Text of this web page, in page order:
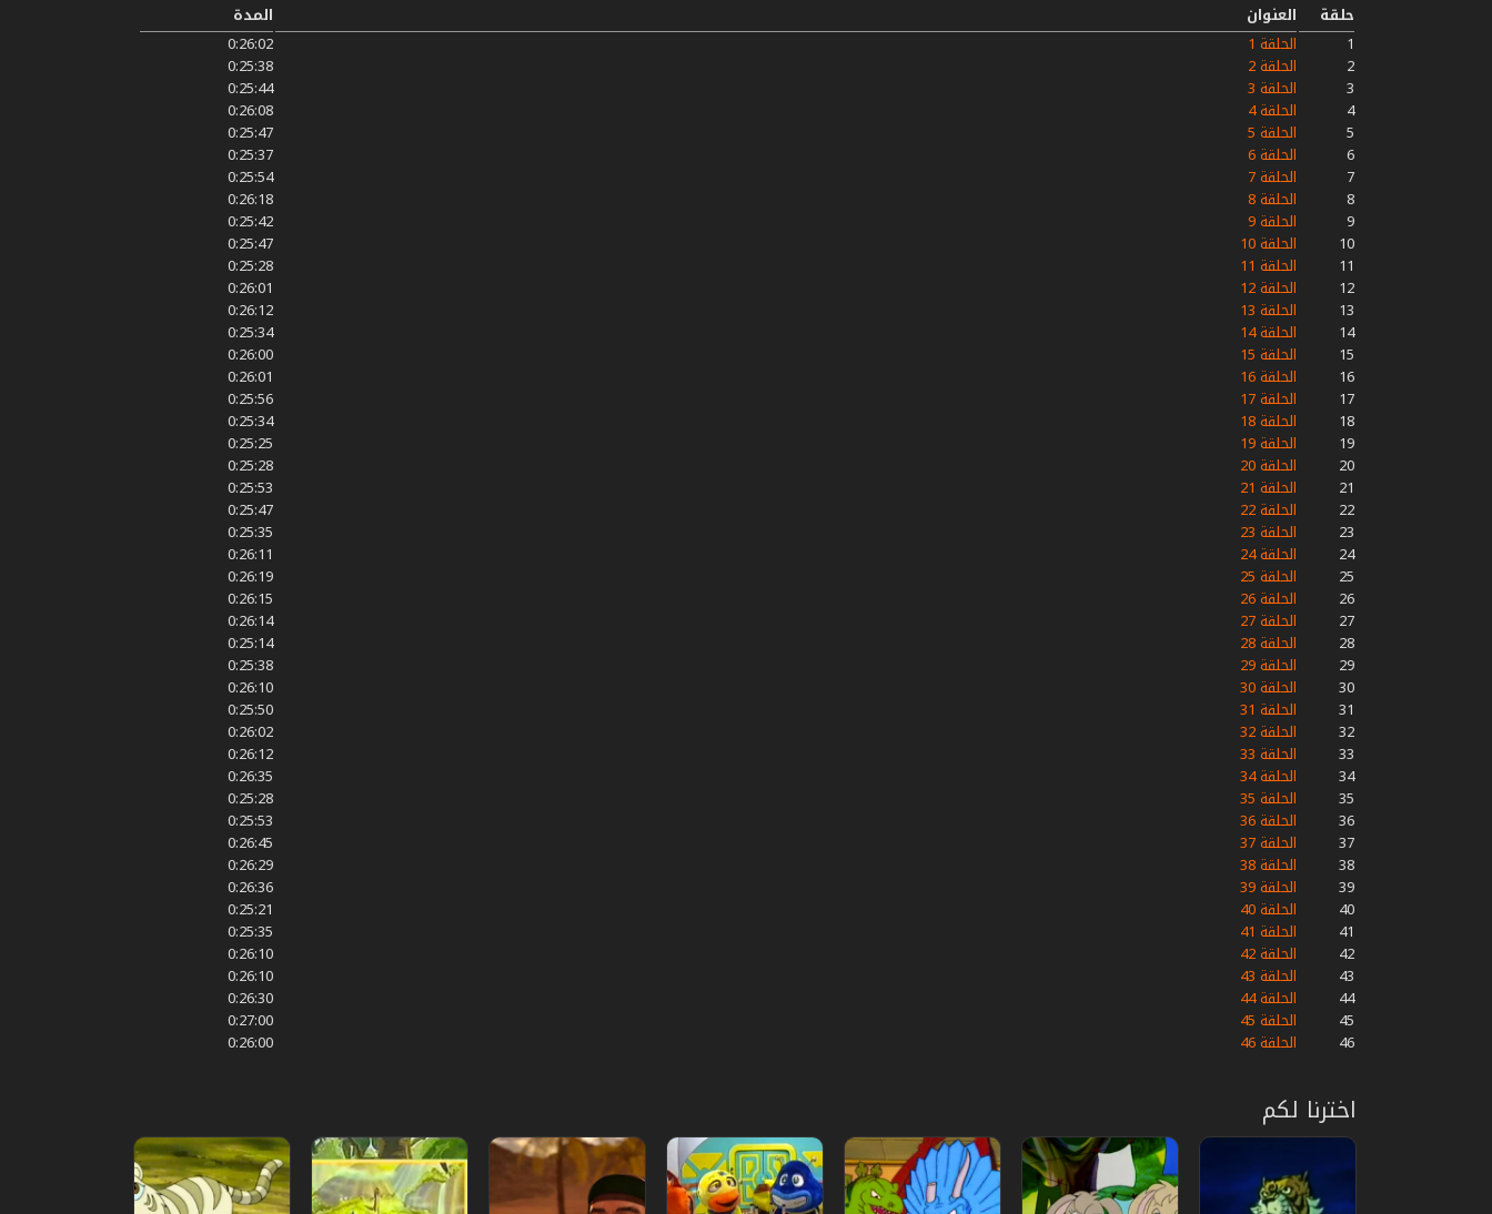
حلقة العنوان
المدة
1
الحلقة 1
0:26:02
2
الحلقة 2
0:25:38
3
الحلقة 3
0:25:44
4
الحلقة 4
0:26:08
5
الحلقة 5
0:25:47
6
الحلقة 6
0:25:37
7
الحلقة 7
0:25:54
8
الحلقة 8
0:26:18
9
الحلقة 9
0:25:42
10
الحلقة 10
0:25:47
11
الحلقة 11
0:25:28
12
الحلقة 12
0:26:01
13
الحلقة 13
0:26:12
14
الحلقة 14
0:25:34
15
الحلقة 15
0:26:00
16
الحلقة 16
0:26:01
17
الحلقة 17
0:25:56
18
الحلقة 18
0:25:34
19
الحلقة 19
0:25:25
20
الحلقة 20
0:25:28
21
الحلقة 21
0:25:53
22
الحلقة 22
0:25:47
23
الحلقة 23
0:25:35
24
الحلقة 24
0:26:11
25
الحلقة 25
0:26:19
26
الحلقة 26
0:26:15
27
الحلقة 27
0:26:14
28
الحلقة 28
0:25:14
29
الحلقة 29
0:25:38
30
الحلقة 30
0:26:10
31
الحلقة 31
0:25:50
32
الحلقة 32
0:26:02
33
الحلقة 33
0:26:12
34
الحلقة 34
0:26:35
35
الحلقة 35
0:25:28
36
الحلقة 36
0:25:53
37
الحلقة 37
0:26:45
38
الحلقة 38
0:26:29
39
الحلقة 39
0:26:36
40
الحلقة 40
0:25:21
41
الحلقة 41
0:25:35
42
الحلقة 42
0:26:10
43
الحلقة 43
0:26:10
44
الحلقة 44
0:26:30
45
الحلقة 45
0:27:00
46
الحلقة 46 0:26:00
اخترنا لكم